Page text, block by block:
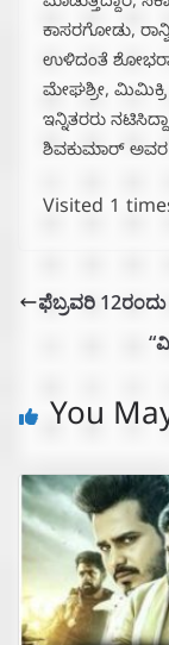
ಕಾಸರಗೋಡು,
ಉಳಿದಂತೆ
ಮೇಘಶ್ರೀ, ಮಿಮಿಕ್ರಿ
ಇನ್ನಿತರರು
ಶಿವಕುಮಾರ್
Visited 1
ಫೆಬ್ರವರಿ
You